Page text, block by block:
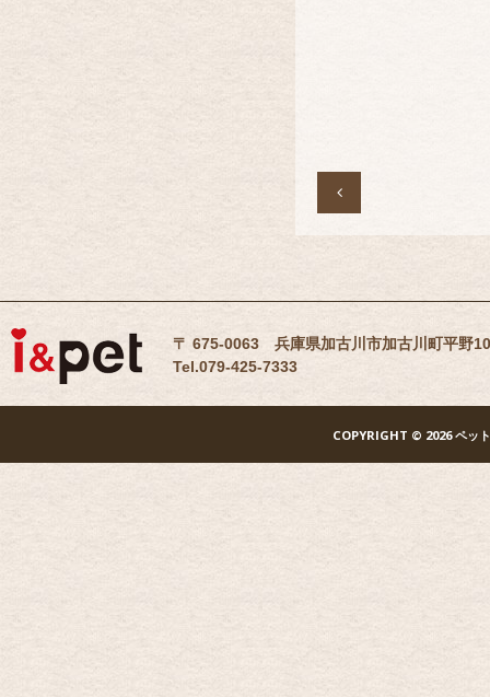

〒 675-0063 兵庫県加古川市加古川町平野
Tel.079-425-7333
COPYRIGHT © 2026 ペッ